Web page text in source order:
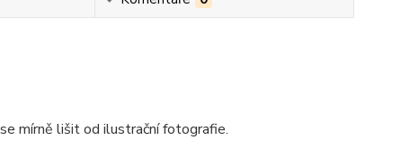
mírně lišit od ilustrační fotografie.